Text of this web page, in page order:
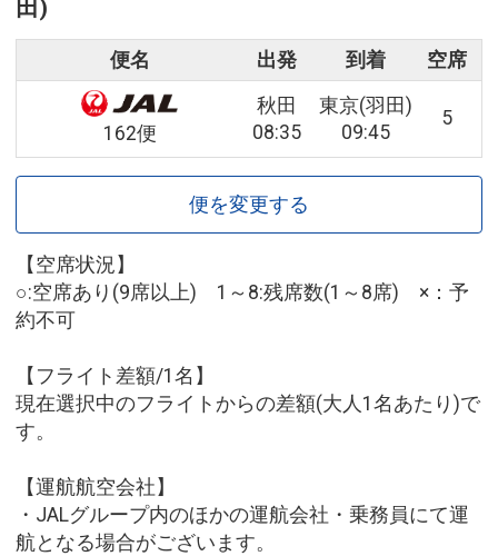
田)
便名 出発 到着 空席
162便
秋田
08:35
東京(羽田)
09:45
5
便を変更する
【空席状況】
○:空席あり(9席以上) 1～8:残席数(1～8席) ×：予
約不可
【フライト差額/1名】
現在選択中のフライトからの差額(大人1名あたり)で
す。
【運航航空会社】
・JALグループ内のほかの運航会社・乗務員にて運
航となる場合がございます。